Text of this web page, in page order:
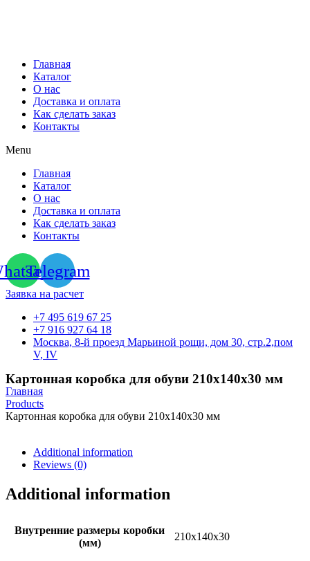
Главная
Каталог
О нас
Доставка и оплата
Как сделать заказ
Контакты
Menu
Главная
Каталог
О нас
Доставка и оплата
Как сделать заказ
Контакты
Telegram
Заявка на расчет
+7 495 619 67 25
+7 916 927 64 18
Москва, 8-й проезд Марьиной рощи, дом 30, стр.2,пом
V, IV
Картонная коробка для обуви 210х140х30 мм
Главная
Products
Картонная коробка для обуви 210х140х30 мм
Additional information
Reviews (0)
Additional information
Внутренние размеры коробки
(мм)
210х140х30